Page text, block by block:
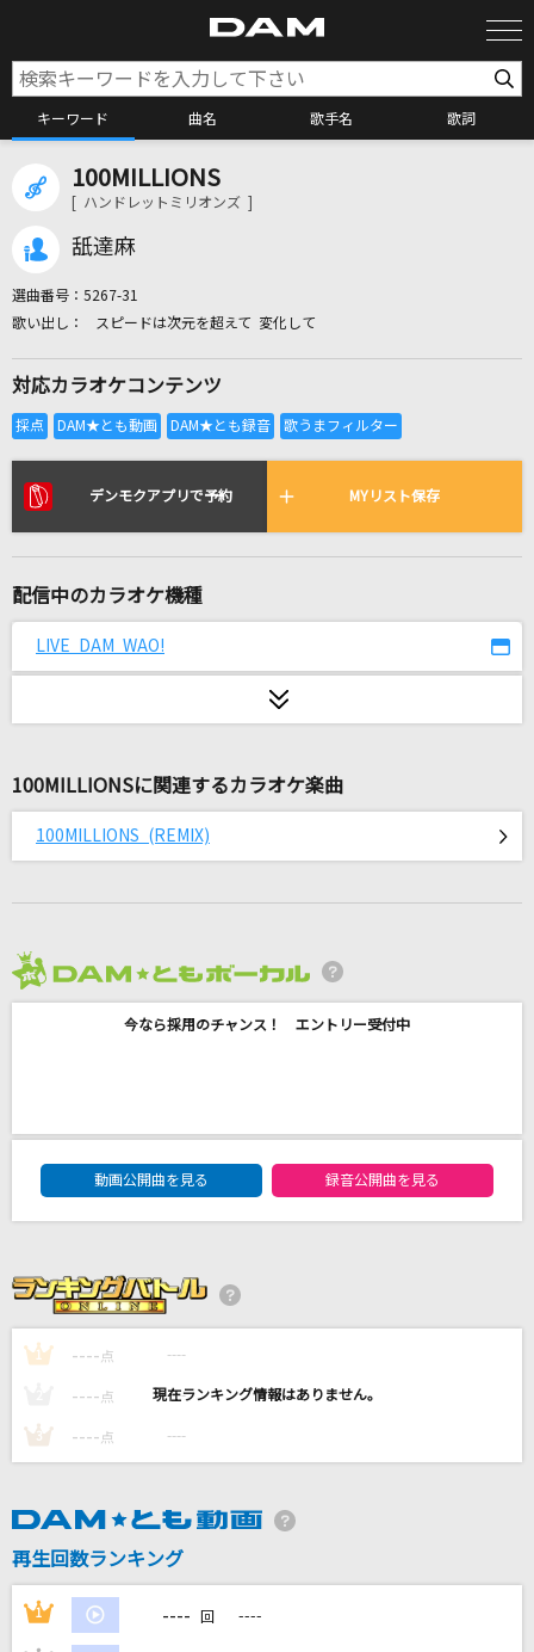
キーワード 曲名 歌手名 歌詞
カラオケ検索
全国りれき
リアルタイムで歌われている曲の一覧
around the world
田園
青空
THE BLUE HEARTS
あなたがいたから僕がいた
恋人ごっこ
マカロニえんぴつ
Pursuing My True Self
愛をこめて花束を
Superfly
栄光の架橋
DAMの新曲・ランキングなど
カラオケ最新情報をチェック！
100MILLIONS
[ ハンドレットミリオンズ ]
舐達麻
選曲番号： 5267-31
スピードは次元を超えて 変化して
対応カラオケコンテンツ
デンモクアプリで予約 MYリスト保存
配信中のカラオケ機種
LIVE DAM WAO!
100MILLIONSに関連するカラオケ楽曲
100MILLIONS (REMIX)
今なら採用のチャンス！ エントリー受付中
DAM★ともボーカルエントリーランキング
動画公開曲を見る
録音公開曲を見る
1 ---- 点 ----
---- 点 ----
3 ---- 点 ----
再生回数ランキング
1 ---- 回 ----